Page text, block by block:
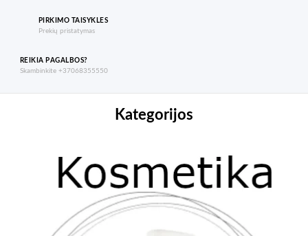
PIRKIMO TAISYKLES
Prekių pristatymas
REIKIA PAGALBOS?
Skambinkite +37068355550
Kategorijos